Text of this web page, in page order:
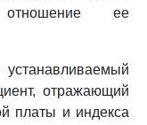
отношение ее
отражающий
платы и индекса